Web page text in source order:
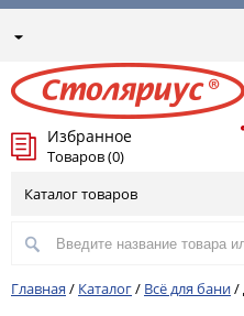
Избранное
Товаров (0)
Каталог товаров
Главная / Каталог/ Всё для бани/